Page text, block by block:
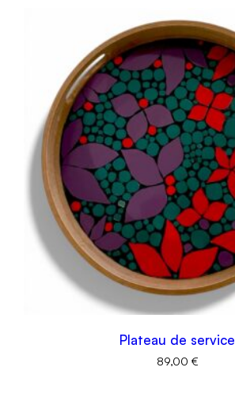
Plateau de service
89,00 €